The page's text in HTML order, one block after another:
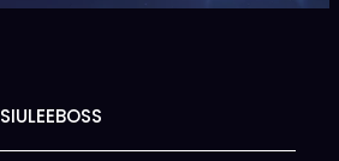
SIULEEBOSS